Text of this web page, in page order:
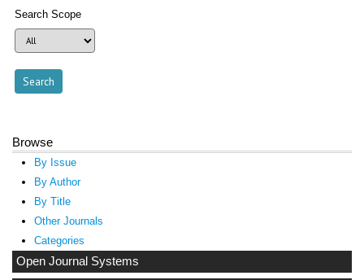
Search Scope
Browse
By Issue
By Author
By Title
Other Journals
Categories
Open Journal Systems